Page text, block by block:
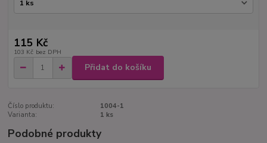
115 Kč
103 Kč bez DPH
Přidat do košíku
Číslo produktu:
1004-1
Varianta:
1 ks
Podobné produkty